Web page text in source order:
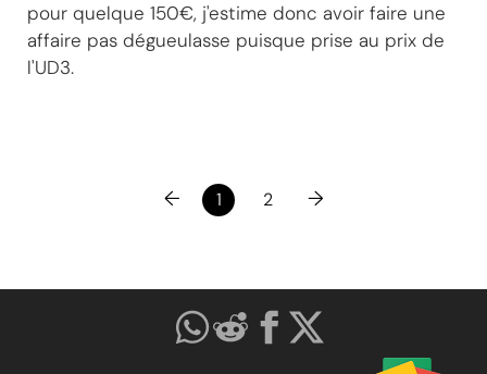
pour quelque 150€, j'estime donc avoir faire une
affaire pas dégueulasse puisque prise au prix de
l'UD3.
← 1 2 →